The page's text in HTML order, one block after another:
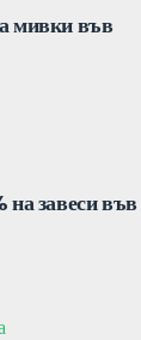
мивки във
на завеси във